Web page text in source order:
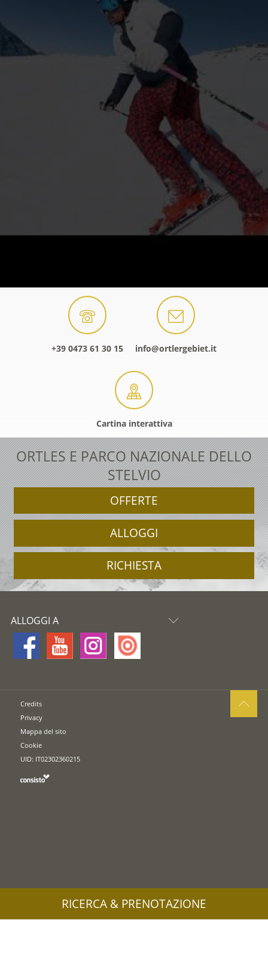
+39 0473 61 30 15 info@ortlergebiet.it
Cartina interattiva
ORTLES E PARCO NAZIONALE DELLO
STELVIO
OFFERTE
ALLOGGI
RICHIESTA
ALLOGGI A
Credits
Privacy
Mappa del sito
Cookie
UID: IT02302360215
RICERCA & PRENOTAZIONE